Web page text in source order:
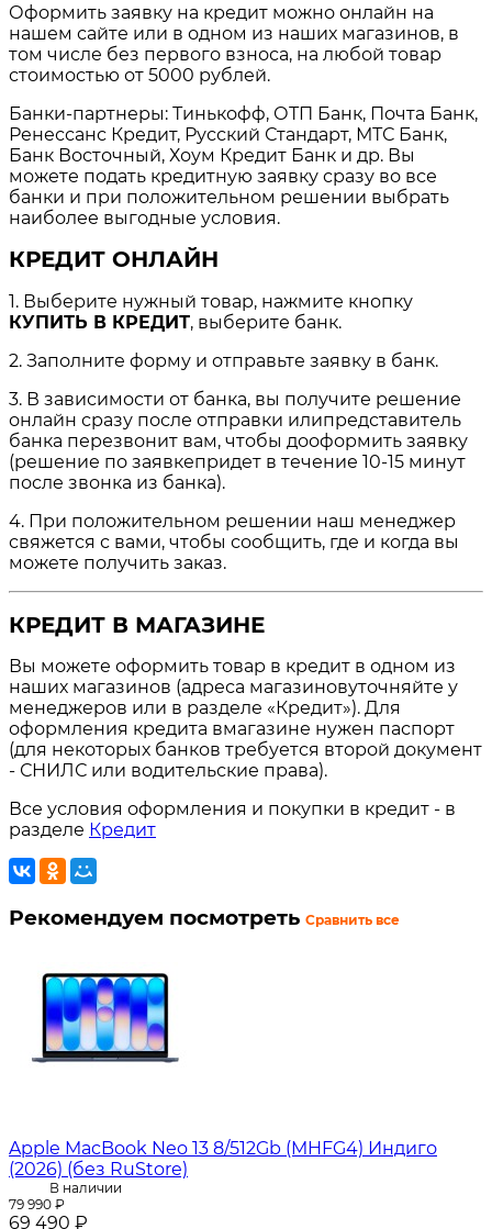
Оформить заявку на кредит можно онлайн на
нашем сайте или в одном из наших магазинов, в
том числе без первого взноса, на любой товар
стоимостью от 5000 рублей.
Банки-партнеры: Тинькофф, ОТП Банк, Почта Банк,
Ренессанс Кредит, Русский Стандарт, МТС Банк,
Банк Восточный, Хоум Кредит Банк и др. Вы
можете подать кредитную заявку сразу во все
банки и при положительном решении выбрать
наиболее выгодные условия.
КРЕДИТ ОНЛАЙН
1. Выберите нужный товар, нажмите кнопку
КУПИТЬ В КРЕДИТ, выберите банк.
2. Заполните форму и отправьте заявку в банк.
3. В зависимости от банка, вы получите решение
онлайн сразу после отправки илипредставитель
банка перезвонит вам, чтобы дооформить заявку
(решение по заявкепридет в течение 10-15 минут
после звонка из банка).
4. При положительном решении наш менеджер
свяжется с вами, чтобы сообщить, где и когда вы
можете получить заказ.
КРЕДИТ В МАГАЗИНЕ
Вы можете оформить товар в кредит в одном из
наших магазинов (адреса магазиновуточняйте у
менеджеров или в разделе «Кредит»). Для
оформления кредита вмагазине нужен паспорт
(для некоторых банков требуется второй документ
- СНИЛС или водительские права).
Все условия оформления и покупки в кредит - в
разделе Кредит
Рекомендуем посмотреть Сравнить все
Apple MacBook Neo 13 8/512Gb (MHFG4) Индиго
(2026) (без RuStore)
В наличии
79 990 ₽
69 490 ₽